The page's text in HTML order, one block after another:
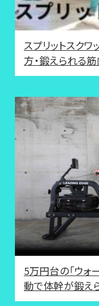
スプリットスクワ
方・鍛えられる
5万円台の「ウォ
動で体幹が鍛え